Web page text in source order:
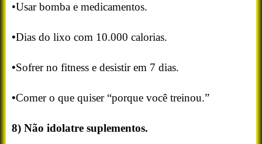
•Usar bomba e medicamentos.
•Dias do lixo com 10.000 calorias.
•Sofrer no fitness e desistir em 7 dias.
•Comer o que quiser “porque você treinou.”
8) Não idolatre suplementos.